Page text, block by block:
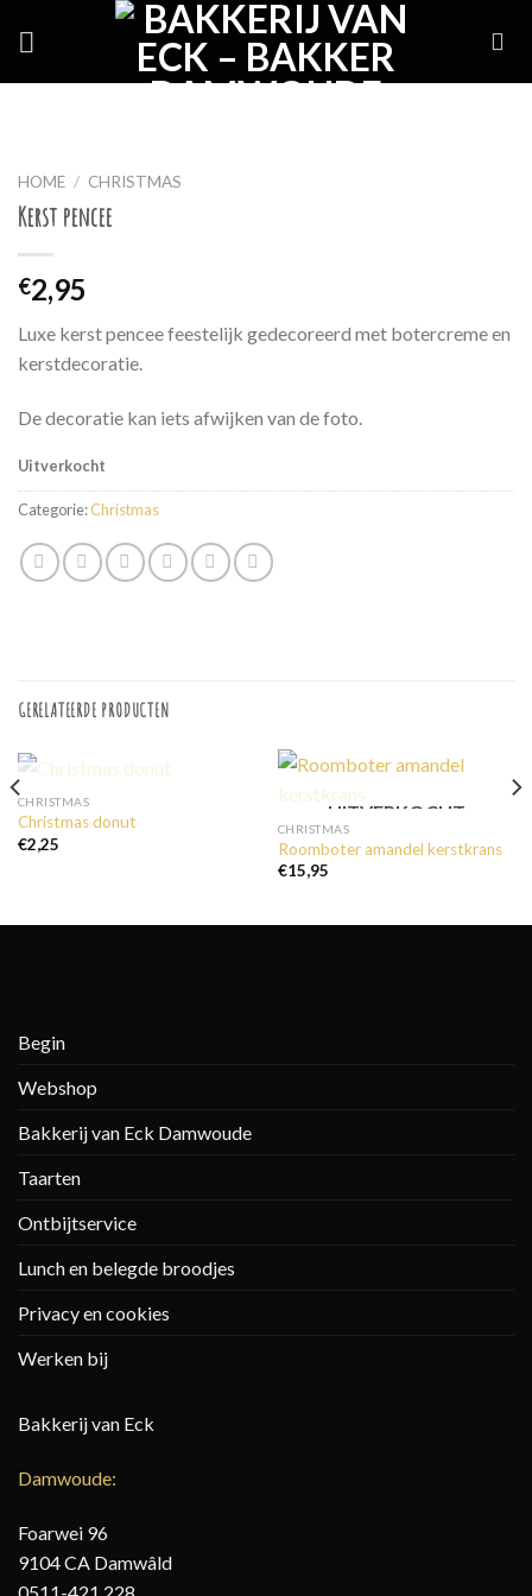
HOME / CHRISTMAS
Kerst pencee
€2,95
Luxe kerst pencee feestelijk gedecoreerd met botercreme en
kerstdecoratie.
De decoratie kan iets afwijken van de foto.
Uitverkocht
Categorie:Christmas
GERELATEERDE PRODUCTEN
UITVERKOCHT
CHRISTMAS
Christmas donut
€2,25
UITVERKOCHT
CHRISTMAS
Roomboter amandel kerstkrans
€15,95
Begin
Webshop
Bakkerij van Eck Damwoude
Taarten
Ontbijtservice
Lunch en belegde broodjes
Privacy en cookies
Werken bij
Bakkerij van Eck
Damwoude:
Foarwei 96
9104 CA Damwâld
0511-421 228